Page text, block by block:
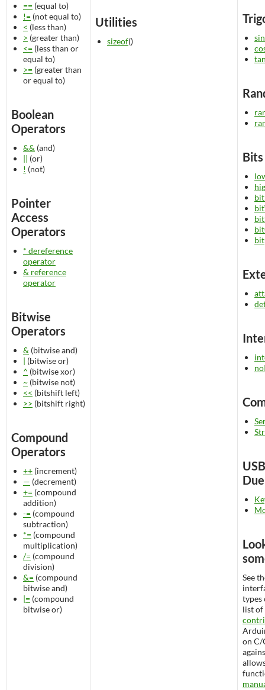
== (equal to)
!= (not equal to)
< (less than)
> (greater than)
<= (less than or
equal to)
>= (greater than
or equal to)
Boolean
Operators
&& (and)
|| (or)
! (not)
Pointer
Access
Operators
* dereference
operator
& reference
operator
Bitwise
Operators
& (bitwise and)
| (bitwise or)
^ (bitwise xor)
~ (bitwise not)
<< (bitshift left)
>> (bitshift right)
Compound
Operators
++ (increment)
— (decrement)
+= (compound
addition)
-= (compound
subtraction)
*= (compound
multiplication)
/= (compound
division)
&= (compound
bitwise and)
|= (compound
bitwise or)
Utilities
sizeof()
sin
bit
See
types
list of
on C/